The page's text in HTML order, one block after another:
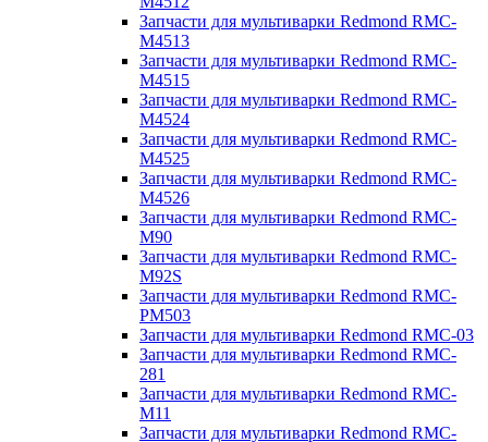
Запчасти для мультиварки Redmond RMC-
M4513
Запчасти для мультиварки Redmond RMC-
M4515
Запчасти для мультиварки Redmond RMC-
M4524
Запчасти для мультиварки Redmond RMC-
M4525
Запчасти для мультиварки Redmond RMC-
M4526
Запчасти для мультиварки Redmond RMC-
M90
Запчасти для мультиварки Redmond RMC-
M92S
Запчасти для мультиварки Redmond RMC-
PM503
Запчасти для мультиварки Redmond RMC-03
Запчасти для мультиварки Redmond RMC-
281
Запчасти для мультиварки Redmond RMC-
M11
Запчасти для мультиварки Redmond RMC-